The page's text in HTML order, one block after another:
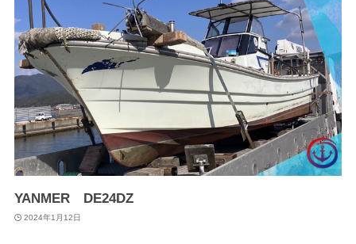
YANMER DE24DZ
2024年1月12日